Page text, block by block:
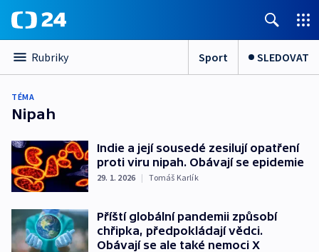
Rubriky Sport SLEDOVAT
TÉMA
Nipah
Indie a její sousedé zesilují opatření
proti viru nipah. Obávají se epidemie
29. 1. 2026 | Tomáš Karlík
Příští globální pandemii způsobí
chřipka, předpokládají vědci.
Obávají se ale také nemoci X